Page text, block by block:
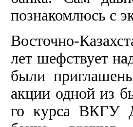
познакомлюсь с
Восточно-
лет шефствует
были
акции одной из
го курса ВКГУ